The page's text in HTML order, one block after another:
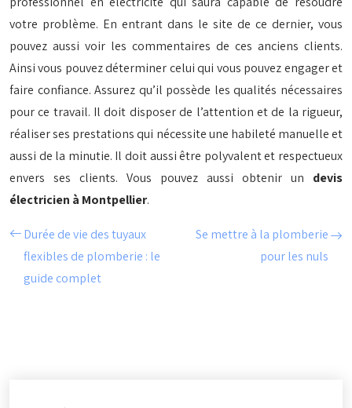
votre problème. En entrant dans le site de ce dernier, vous
pouvez aussi voir les commentaires de ces anciens clients.
Ainsi vous pouvez déterminer celui qui vous pouvez engager et
faire confiance. Assurez qu’il possède les qualités nécessaires
pour ce travail. Il doit disposer de l’attention et de la rigueur,
réaliser ses prestations qui nécessite une habileté manuelle et
aussi de la minutie. Il doit aussi être polyvalent et respectueux
envers ses clients. Vous pouvez aussi obtenir un devis
électricien à Montpellier.
Durée de vie des tuyaux
flexibles de plomberie : le
guide complet
Se mettre à la plomberie
pour les nuls